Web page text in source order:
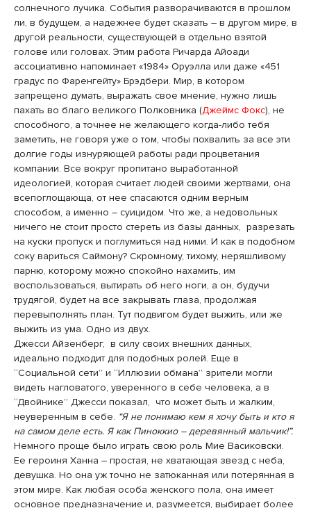
солнечного лучика. События разворачиваются в прошлом
ли, в будущем, а надежнее будет сказать – в другом мире, в
другой реальности, существующей в отдельно взятой
голове или головах. Этим работа Ричарда Айоади
ассоциативно напоминает «1984» Оруэлла или даже «451
градус по Фаренгейту» Брэдбери. Мир, в котором
запрещено думать, выражать свое мнение, нужно лишь
пахать во благо великого Полковника (Джеймс Фокс), не
способного, а точнее не желающего когда-либо тебя
заметить, не говоря уже о том, чтобы похвалить за все эти
долгие годы изнуряющей работы ради процветания
компании. Все вокруг пропитано выработанной
идеологией, которая считает людей своими жертвами, она
всепоглощающа, от нее спасаются одним верным
способом, а именно – суицидом. Что же, а недовольных
ничего не стоит просто стереть из базы данных, разрезать
на куски пропуск и поглумиться над ними. И как в подобном
соку вариться Саймону? Скромному, тихому, неряшливому
парню, которому можно спокойно нахамить, им
воспользоваться, вытирать об него ноги, а он, будучи
трудягой, будет на все закрывать глаза, продолжая
перевыполнять план. Тут подвигом будет выжить, или же
выжить из ума. Одно из двух.
Джесси Айзенберг, в силу своих внешних данных,
идеально подходит для подобных ролей. Еще в
“Социальной сети” и “Иллюзии обмана” зрители могли
видеть нагловатого, уверенного в себе человека, а в
“Двойнике” Джесси показал, что может быть и жалким,
неуверенным в себе. “Я не понимаю кем я хочу быть и кто я
на самом деле есть. Я как Пиноккио – деревянный мальчик!”.
Немного проще было играть свою роль Мие Васиковски.
Ее героиня Ханна – простая, не хватающая звезд с неба,
девушка. Но она уж точно не затюканная или потерянная в
этом мире. Как любая особа женского пола, она имеет
основное предназначение и, разумеется, выбирает более